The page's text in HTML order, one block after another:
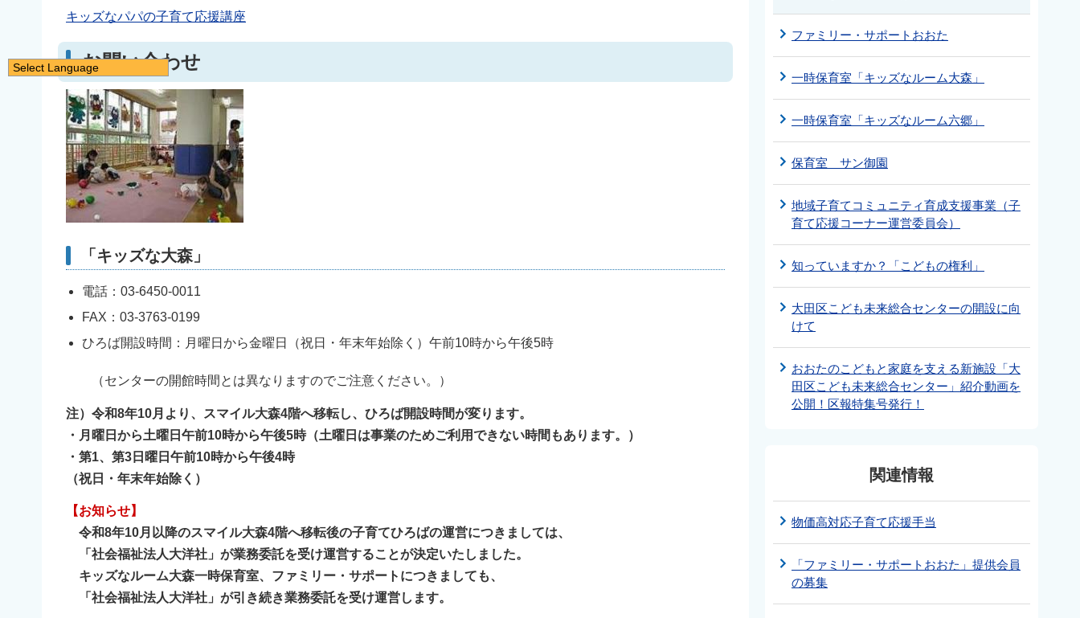
キッズなパパの子育て応援講座
お問い合わせ
「キッズな大森」
電話：03-6450-0011
FAX：03-3763-0199
ひろば開設時間：月曜日から金曜日（祝日・年末年始除く）午前10時から午後5時
（センターの開館時間とは異なりますのでご注意ください。）
注）令和8年10月より、スマイル大森4階へ移転し、ひろば開設時間が変ります。
・月曜日から土曜日午前10時から午後5時（土曜日は事業のためご利用できない時間もあります。）
・第1、第3日曜日午前10時から午後4時
（祝日・年末年始除く）
【お知らせ】
令和8年10月以降のスマイル大森4階へ移転後の子育てひろばの運営につきましては、
「社会福祉法人大洋社」が業務委託を受け運営することが決定いたしました。
キッズなルーム大森一時保育室、ファミリー・サポートにつきましても、
「社会福祉法人大洋社」が引き続き業務委託を受け運営します。
ファミリー・サポートおおた
一時保育室「キッズなルーム大森」
一時保育室「キッズなルーム六郷」
保育室 サン御園
地域子育てコミュニティ育成支援事業（子
育て応援コーナー運営委員会）
知っていますか？「こどもの権利」
大田区こども未来総合センターの開設に向
けて
おおたのこどもと家庭を支える新施設「大
田区こども未来総合センター」紹介動画を
公開！区報特集号発行！
関連情報
物価高対応子育て応援手当
「ファミリー・サポートおおた」提供会員
の募集
Select Language